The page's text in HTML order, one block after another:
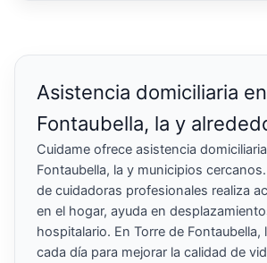
Asistencia domiciliaria
Fontaubella, la y
Cuidame ofrece asistencia
Fontaubella, la y municipios
de cuidadoras profesionales realiza
en el hogar, ayuda en
hospitalario. En Torre de Fontaubella,
cada día para mejorar la calidad de